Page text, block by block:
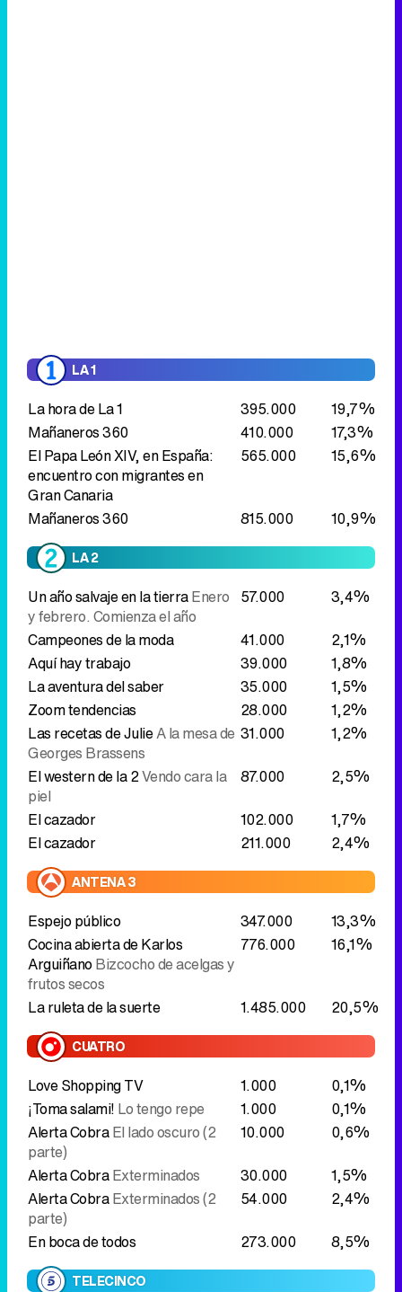
LA 1
La hora de La 1 395.000
19,7%
Mañaneros 360
410.000
17,3%
El Papa León XIV, en España:
encuentro con migrantes en
Gran Canaria
565.000 15,6%
Mañaneros 360 815.000 10,9%
LA 2
Un año salvaje en la tierraEnero
y febrero. Comienza el año
57.000
3,4%
Campeones de la moda
41.000
2,1%
Aquí hay trabajo
39.000
1,8%
La aventura del saber
35.000
1,5%
Zoom tendencias
28.000
1,2%
Las recetas de JulieA la mesa de
Georges Brassens
31.000
1,2%
El western de la 2Vendo cara la
piel
87.000
2,5%
El cazador
102.000
1,7%
El cazador
211.000 2,4%
ANTENA 3
Espejo público 347.000
13,3%
Cocina abierta de Karlos
ArguiñanoBizcocho de acelgas y
frutos secos
776.000 16,1%
La ruleta de la suerte 1.485.000 20,5%
CUATRO
Love Shopping TV 1.000
0,1%
¡Toma salami! Lo tengo repe 1.000
0,1%
Alerta CobraEl lado oscuro (2
parte)
10.000
0,6%
Alerta CobraExterminados 30.000
1,5%
Alerta CobraExterminados (2
parte)
54.000
2,4%
En boca de todos
273.000 8,5%
TELECINCO